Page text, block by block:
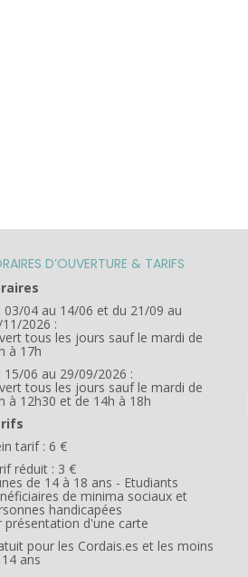
D’OUVERTURE & TARIFS
03/04 au 14/06 et du 21/09 au
2026 :
tous les jours sauf le mardi de
à 17h
15/06 au 29/09/2026 :
tous les jours sauf le mardi de
à 12h30 et de 14h à 18h
tarif : 6 €
réduit : 3 €
de 14 à 18 ans - Etudiants
de minima sociaux et
handicapées
présentation d'une carte
pour les Cordais.es et les moins
ans